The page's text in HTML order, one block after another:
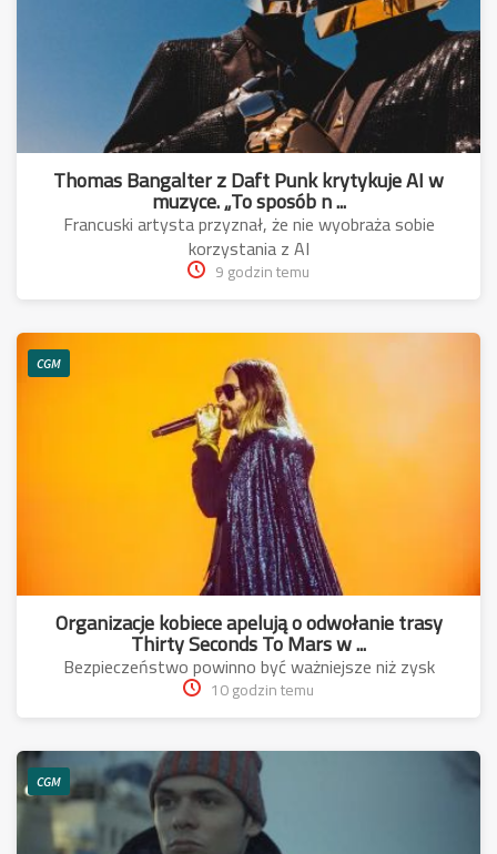
Thomas Bangalter z Daft Punk krytykuje AI w
muzyce. „To sposób n ...
Francuski artysta przyznał, że nie wyobraża sobie
korzystania z AI
9 godzin temu
CGM
Organizacje kobiece apelują o odwołanie trasy
Thirty Seconds To Mars w ...
Bezpieczeństwo powinno być ważniejsze niż zysk
10 godzin temu
CGM